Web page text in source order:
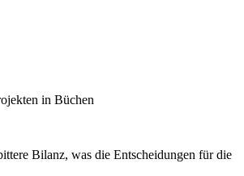
in Büchen
Bilanz, was die Entscheidungen für die